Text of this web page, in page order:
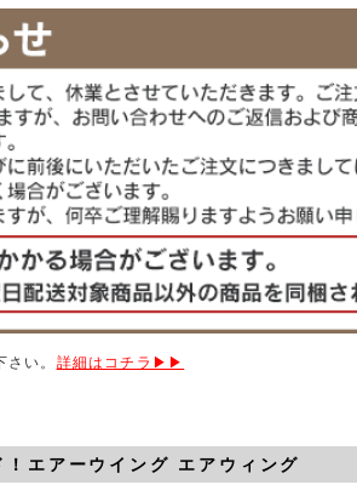
い。 詳細はコチラ▶▶
エアーウイング エアウィング